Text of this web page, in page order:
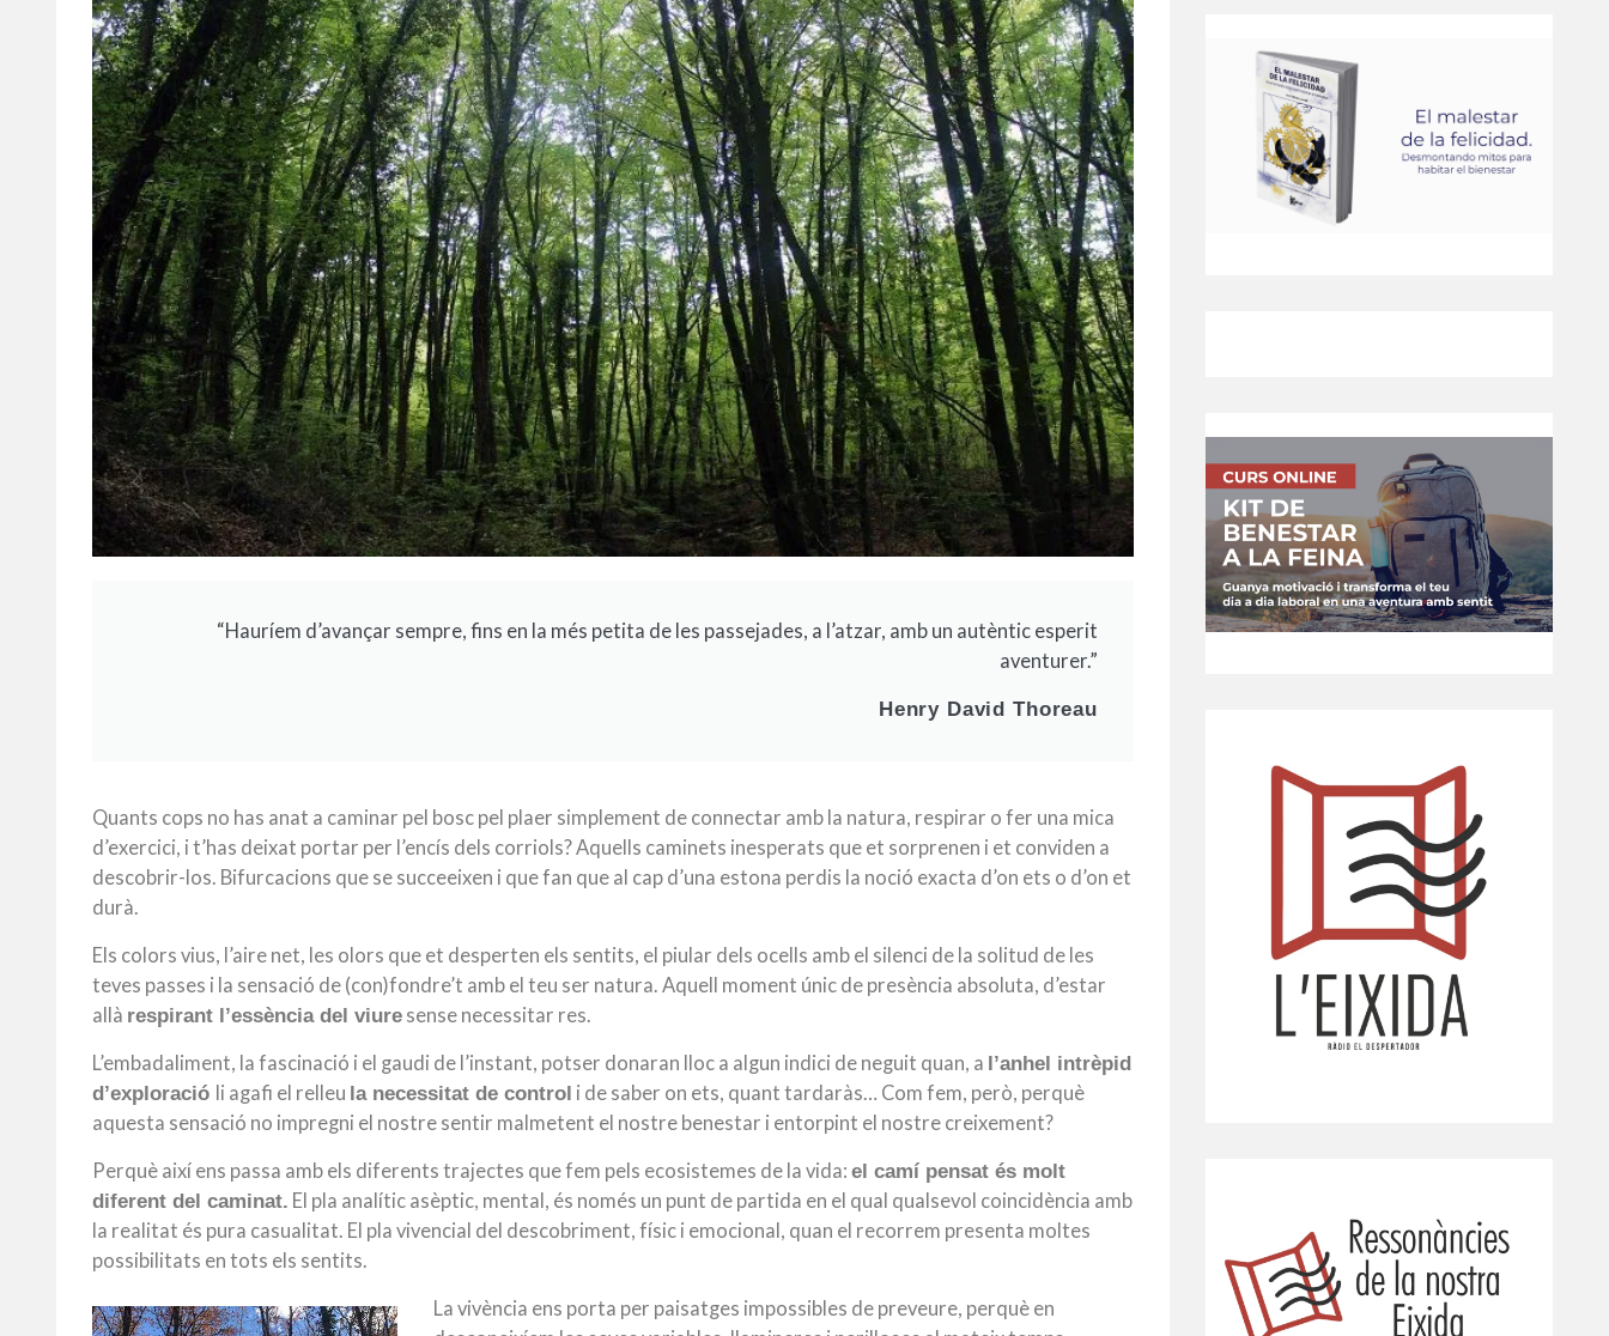
“Hauríem d’avançar sempre, fins en la més petita de les passejades, a l’atzar, amb un autèntic esperit
aventurer.”
Henry David Thoreau
Quants cops no has anat a caminar pel bosc pel plaer simplement de connectar amb la natura, respirar o fer una mica
d’exercici, i t’has deixat portar per l’encís dels corriols? Aquells caminets inesperats que et sorprenen i et conviden a
descobrir-los. Bifurcacions que se succeeixen i que fan que al cap d’una estona perdis la noció exacta d’on ets o d’on et
durà.
Els colors vius, l’aire net, les olors que et desperten els sentits, el piular dels ocells amb el silenci de la solitud de les
teves passes i la sensació de (con)fondre’t amb el teu ser natura. Aquell moment únic de presència absoluta, d’estar
allà respirant l’essència del viure sense necessitar res.
L’embadaliment, la fascinació i el gaudi de l’instant, potser donaran lloc a algun indici de neguit quan, a l’anhel intrèpid
d’exploració li agafi el relleu la necessitat de control i de saber on ets, quant tardaràs… Com fem, però, perquè
aquesta sensació no impregni el nostre sentir malmetent el nostre benestar i entorpint el nostre creixement?
Perquè així ens passa amb els diferents trajectes que fem pels ecosistemes de la vida: el camí pensat és molt
diferent del caminat. El pla analític asèptic, mental, és només un punt de partida en el qual qualsevol coincidència amb
la realitat és pura casualitat. El pla vivencial del descobriment, físic i emocional, quan el recorrem presenta moltes
possibilitats en tots els sentits.
La vivència ens porta per paisatges impossibles de preveure, perquè en